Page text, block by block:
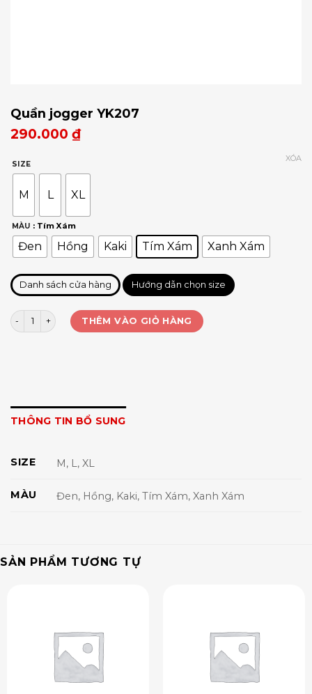
Quần jogger YK207
290.000 ₫
SIZE
M L XL
MÀU : Tím Xám
Đen Hồng Kaki Tím Xám Xanh Xám
XÓA
Danh sách cửa hàng Hướng dẫn chọn size
Quần jogger YK207 số lượngTHÊM VÀO GIỎ HÀNG
THÔNG TIN BỔ SUNG
SIZE M, L, XL
MÀU Đen, Hồng, Kaki, Tím Xám, Xanh Xám
SẢN PHẨM TƯƠNG TỰ